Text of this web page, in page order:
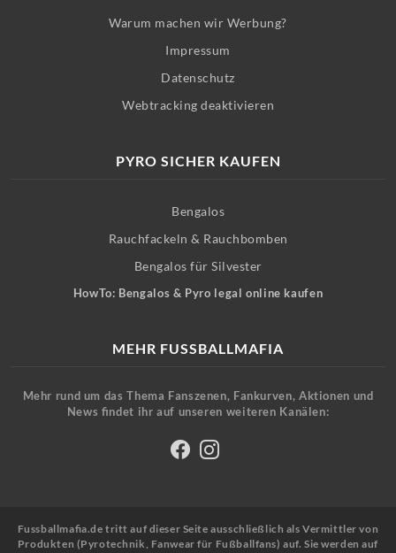
Warum machen wir Werbung?
Impressum
Datenschutz
Webtracking deaktivieren
PYRO SICHER KAUFEN
Bengalos
Rauchfackeln & Rauchbomben
Bengalos für Silvester
HowTo: Bengalos & Pyro legal online kaufen
MEHR FUSSBALLMAFIA
Mehr rund um das Thema Fanszenen, Fankurven, Aktionen und
News findet ihr auf unseren weiteren Kanälen:
Fussballmafia.de tritt auf dieser Seite ausschließlich als Vermittler von
Produkten (Pyrotechnik, Fanwear für Fußballfans) auf. Sie werden auf